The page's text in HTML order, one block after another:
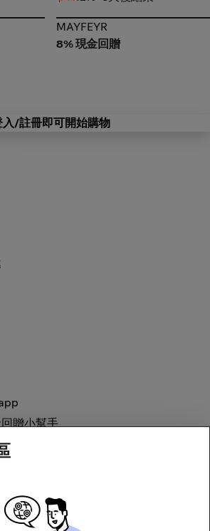
MAYFEYR
MAYFEYR
8% 現金回贈
入/註冊即可開始購物
贈小幫手